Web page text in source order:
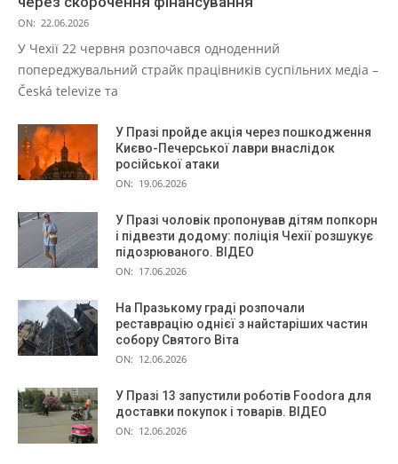
ON: 22.06.2026
У Чехії 22 червня розпочався одноденний
попереджувальний страйк працівників суспільних медіа –
Česká televize та
У Празі пройде акція через пошкодження
Києво-Печерської лаври внаслідок
російської атаки
ON: 19.06.2026
У Празі чоловік пропонував дітям попкорн
і підвезти додому: поліція Чехії розшукує
підозрюваного. ВІДЕО
ON: 17.06.2026
На Празькому граді розпочали
реставрацію однієї з найстаріших частин
собору Святого Віта
ON: 12.06.2026
У Празі 13 запустили роботів Foodora для
доставки покупок і товарів. ВІДЕО
ON: 12.06.2026